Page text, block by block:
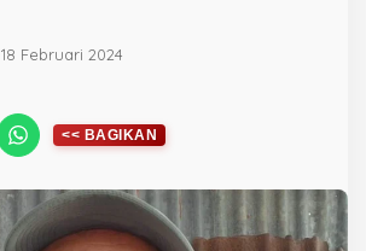
18 Februari 2024